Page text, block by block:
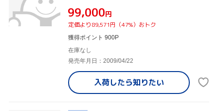
¥99,000円
定価より89,571円（47%）おトク
獲得ポイント 900P
在庫なし
発売年月日：2009/04/22
入荷したら知りたい